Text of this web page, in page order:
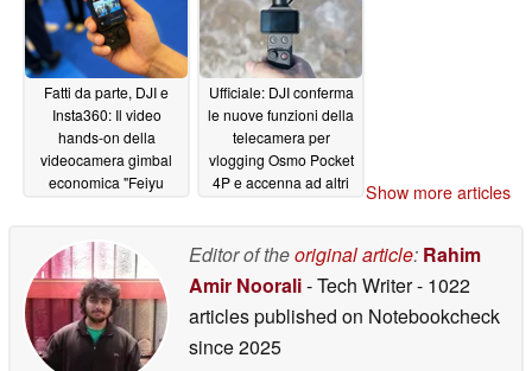
Fatti da parte, DJI e
Insta360: Il video
hands-on della
videocamera gimbal
economica "Feiyu
05/05/2026
Ufficiale: DJI conferma
le nuove funzioni della
telecamera per
vlogging Osmo Pocket
4P e accenna ad altri
Show more articles
Editor of theoriginal article: Rahim
Amir Noorali- Tech Writer- 1022
articles published on Notebookcheck
since 2025